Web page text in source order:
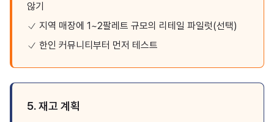
않기
지역 매장에 1~2팔레트 규모의 리테일 파일럿(선택)
한인 커뮤니티부터 먼저 테스트
5. 재고 계획